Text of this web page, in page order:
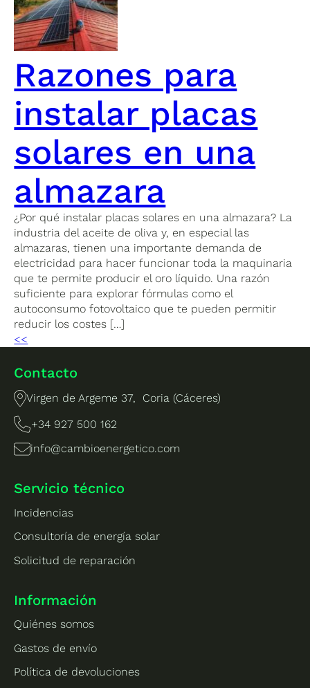
Razones para
instalar placas
solares en una
almazara
¿Por qué instalar placas solares en una almazara? La
industria del aceite de oliva y, en especial las
almazaras, tienen una importante demanda de
electricidad para hacer funcionar toda la maquinaria
que te permite producir el oro líquido. Una razón
suficiente para explorar fórmulas como el
autoconsumo fotovoltaico que te pueden permitir
reducir los costes […]
<<
Contacto
Virgen de Argeme 37, Coria (Cáceres)
+34 927 500 162
info@cambioenergetico.com
Servicio técnico
Incidencias
Consultoría de energía solar
Solicitud de reparación
Información
Quiénes somos
Gastos de envío
Política de devoluciones